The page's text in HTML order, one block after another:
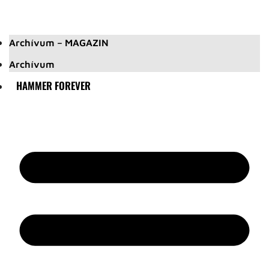
Archívum – MAGAZIN
Archívum
HAMMER FOREVER